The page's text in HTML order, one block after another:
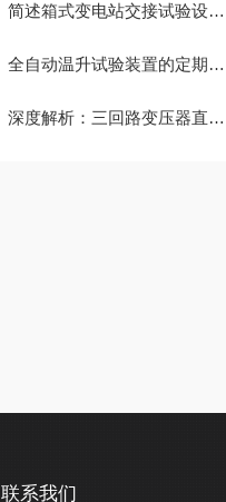
简述箱式变电站交接试验设备的正确使用步骤
全自动温升试验装置的定期维护保养方法介绍
深度解析：三回路变压器直流电阻测试仪的正确使用方法全攻略
联系我们